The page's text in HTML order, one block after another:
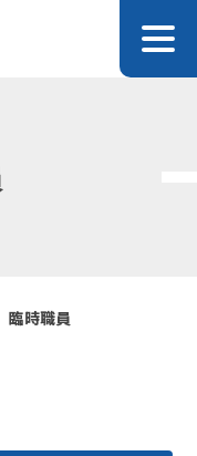
臨時職員